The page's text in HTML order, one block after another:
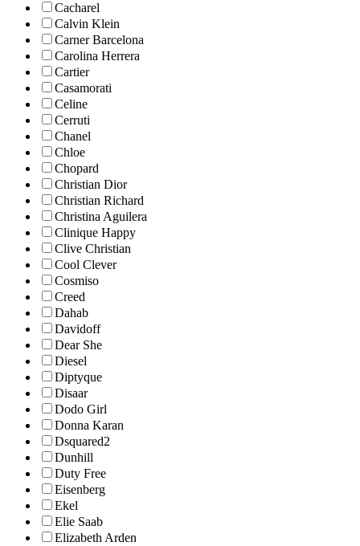
Cacharel
Calvin Klein
Carner Barcelona
Carolina Herrera
Cartier
Casamorati
Celine
Cerruti
Chanel
Chloe
Chopard
Christian Dior
Christian Richard
Christina Aguilera
Clinique Happy
Clive Christian
Cool Clever
Cosmiso
Creed
Dahab
Davidoff
Dear She
Diesel
Diptyque
Disaar
Dodo Girl
Donna Karan
Dsquared2
Dunhill
Duty Free
Eisenberg
Ekel
Elie Saab
Elizabeth Arden